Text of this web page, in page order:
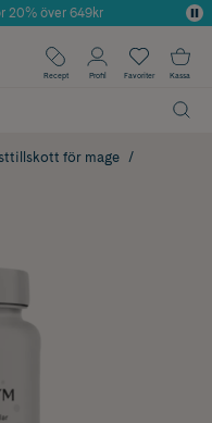
Skönhet
20% över 649kr
Recept Profil Favoriter Kassa
för mage